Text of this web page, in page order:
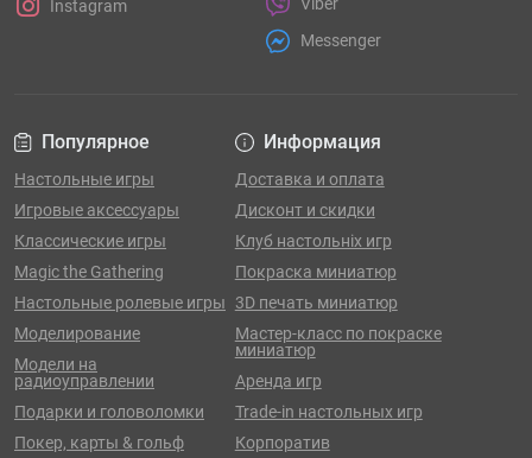
Популярное
Настольные игры
Игровые аксессуары
Классические игры
Magic the Gathering
Настольные ролевые игры
Моделирование
Модели на
радиоуправлении
Подарки и головоломки
Покер, карты & гольф
Информация
Доставка и оплата
Дисконт и скидки
Клуб настольніх игр
Покраска миниатюр
3D печать миниатюр
Мастер-класс по покраске
миниатюр
Аренда игр
Trade-in настольных игр
Корпоратив
Instagram
Messenger